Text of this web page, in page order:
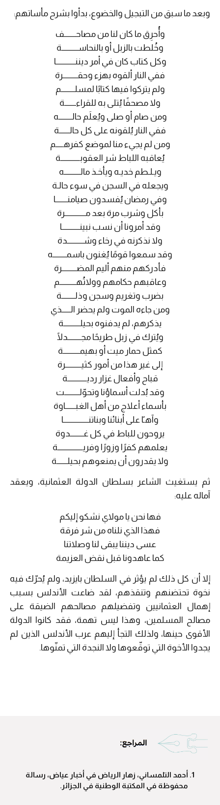
وبعد ما سبق من التبجيل والخضوع، بدأوا بشرح مأساتهم:
وأُحرِق ما كان لنا من مصاحــــــــف
وخُلطت بالزبل أو بالنحاســـــــــــة
وكل كتاب كان في أمر ديننـــــــــــــا
ففي النار ألقوه بهزء وحقــــــــــرة
ولم يتركوا فيها كتابًا لمسلـــــــــم
ولا مصحفًا يُتلى به للقراءــــــــة
ومن صام أو صلى ويُعلَم حالـــــــــه
ففي النار يُلقونه على كل حالـــــــة
ومن لم يجيء منا لموضع كفرهـــــم
يُعاقبه اللباط شر العقوبـــــــــــــة
ويـلـطم خديـه ويأخـذ مالـــــــــــه
ويجعله في السجن في سوء حالـة
وفي رمضان يُفسدون صيامنــــــــا
بأكل وشرب مرة بعد مــــــــــــــرة
وقد أمرونا أن نسب نبينــــــــــــا
ولا نذكرنه في رخاء وشـــــــــــدة
وقد سمعوا قومًا يُغنون باسمـــــــــه
فأدركهم منهم أليم المضــــــــــرة
وعاقبهم حكامهم وولاتُهـــــــــــم
بضرب وتغريم وسجن وذلـــــــــة
ومن جاءه الموت ولم يحضر الــــــذي
يذكرهم، لم يدفنوه بحيلـــــــــــة
ويُترك في زبل طريحًا مجـــــــــدلًا
كمثل حمار ميت أو بهيمـــــــــــة
إلى غير هذا من أمور كثيـــــــــــرة
قباح وأفعال غزار رديـــــــــــــة
وقد بُدلت أسماؤنا وتحوّلــــــــــت
بأسماء أعلاج من أهل الغبـــــــاوة
وآهـًا على أبنائنا وبناتنـــــــــــــــــا
يروحون للباط في كل غـــــــــدوة
يعلمهم كفرًا وزورًا وفريـــــــــــــــــة
ولا يقدرون أن يمنعوهم بحيلـــــــة
ثم يستغيث الشاعر بسلطان الدولة العثمانية، ويعقد
آماله عليه:
فها نحن يا مولاي نشكو إليكم
فهذا الذي نلناه من شر فرقة
عسى ديننا يبقى لنا وصلاتنا
كما عاهدونا قبل نقض العزيمة
إلا أن كل ذلك لم يؤثر في السلطان بايزيد، ولم يُحرّك فيه
نخوة تحتضنهم وتنقذهم، لقد ضاعت الأندلس بسبب
إهمال العثمانيين وتفضيلهم مصالحهم الضيقة على
مصالح المسلمين، وهذا ليس تهمة، فقد كانوا الدولة
الأقوى حينها، ولذلك التجأ إليهم عرب الأندلس الذين لم
يجدوا الأخوة التي توقّعوها ولا النجدة التي تمنّوها.
أحمد التلمساني، زهار الرياض في أخبار عياض، رسالة
محفوظة في المكتبة الوطنية في الجزائر.